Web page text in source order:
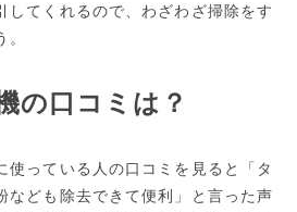
してくれるので、わざわざ掃除をす
の口コミは？
使っている人の口コミを見ると「タ
なども除去できて便利」と言った声